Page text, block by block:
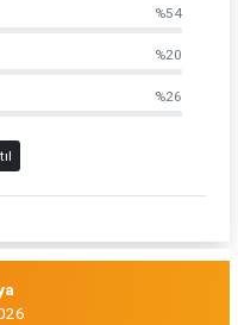
%54
%20
%26